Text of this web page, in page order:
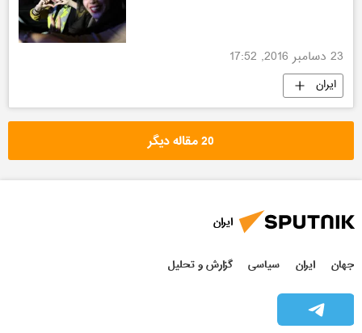
23 دسامبر 2016, 17:52
ایران
20 مقاله دیگر
ایران
جهان ایران سیاسی گزارش و تحلیل